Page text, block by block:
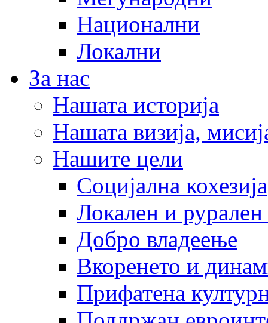
Национални
Локални
За нас
Нашата историја
Нашата визија,
Нашите цели
Социјална кохезија
Локален и рурален
Добро владеење
Вкоренето и
Прифатена